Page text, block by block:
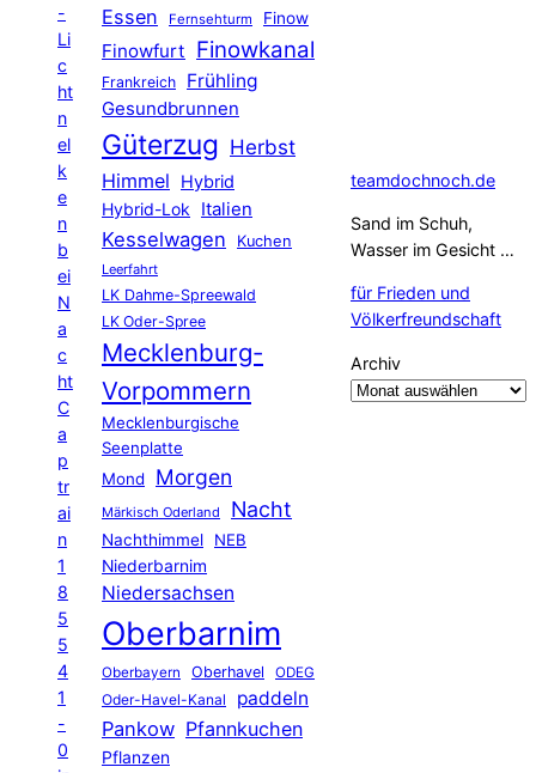
-
Li
c
ht
n
el
k
e
n
b
ei
N
a
c
ht
C
a
p
tr
ai
n
1
8
5
5
4
1
-
0
Essen Fernsehturm Finow
Finowfurt Finowkanal
Frankreich Frühling
Gesundbrunnen
Güterzug Herbst
Himmel
Hybrid
Hybrid-Lok Italien
Kesselwagen Kuchen
Leerfahrt
LK Dahme-Spreewald
LK Oder-Spree
Mecklenburg-
Vorpommern
Mecklenburgische
Seenplatte
Mond
Morgen
Märkisch Oderland Nacht
Nachthimmel
NEB
Niederbarnim
Niedersachsen
Oberbarnim
Oberbayern Oberhavel ODEG
Oder-Havel-Kanal paddeln
Pankow Pfannkuchen
Pflanzen
teamdochnoch.de
Sand im Schuh,
Wasser im Gesicht …
für Frieden und
Völkerfreundschaft
Archiv